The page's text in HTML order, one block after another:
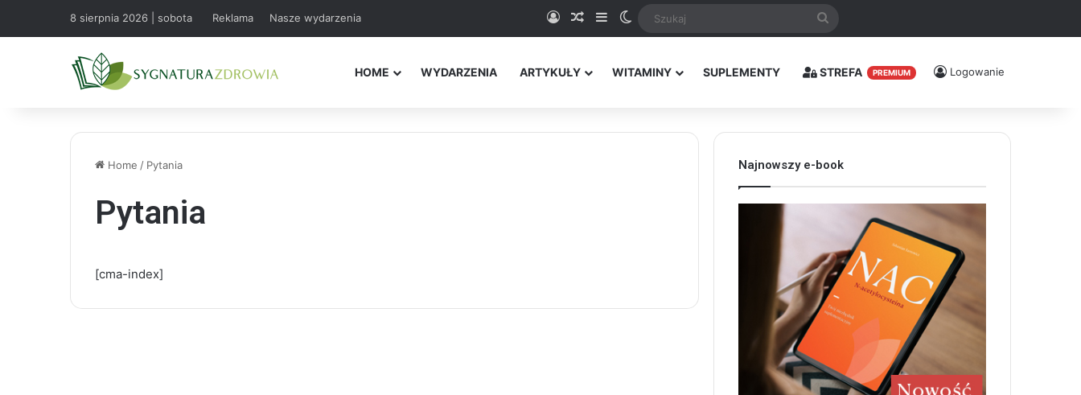
8 sierpnia 2026 | sobota Reklama Nasze wydarzenia Logowanie
Random Article
SidebarSwitch skin
HOME WYDARZENIA ARTYKUŁY WITAMINY SUPLEMENTY STREFA PREMIUM Logowanie
Home / Pytania
Pytania
[cma-index]
Najnowszy e-book